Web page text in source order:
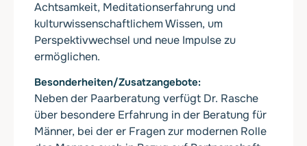
Achtsamkeit, Meditationserfahrung und
kulturwissenschaftlichem Wissen, um
Perspektivwechsel und neue Impulse zu
ermöglichen.
Besonderheiten/Zusatzangebote
Neben der Paarberatung verfügt Dr. Rasche
über besondere Erfahrung in der Beratung für
Männer, bei der er Fragen zur modernen Rolle